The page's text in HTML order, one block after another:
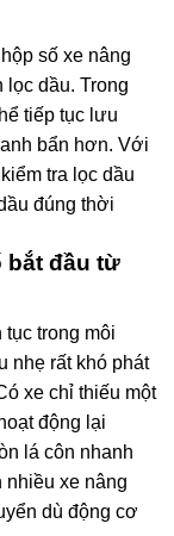
số xe nâng
lọc dầu. Trong
tiếp tục lưu
bẩn hơn. Với
tra lọc dầu
đúng thời
bắt đầu từ
trong môi
nhẹ rất khó phát
xe chỉ thiếu một
động lại
lá côn nhanh
nhiều xe nâng
dù động cơ